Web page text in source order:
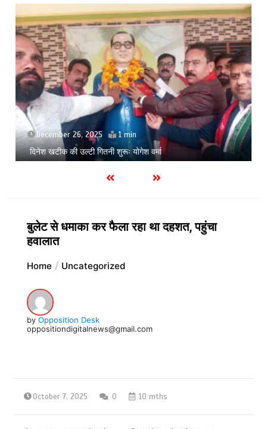
July 9, 2026
सिसकती लाशेंः मेडिकल के लावारिस वार्ड में मरीज मौत की कगार पर
बुलेट से धमाका कर फैला रहा था दहशत, पहुंचा
हवालात
Home Uncategorized
by Opposition Desk
oppositiondigitalnews@gmail.com
October 7, 2025 0 10 mths